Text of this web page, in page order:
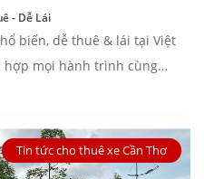
- Dễ Lái
biến, dễ thuê & lái tại Việt
hợp mọi hành trình cùng
Tin tức cho thuê xe Cần Thơ